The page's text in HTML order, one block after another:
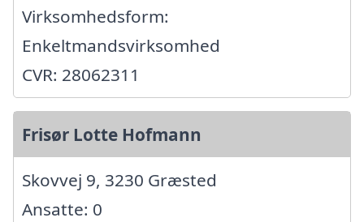
Virksomhedsform:
Enkeltmandsvirksomhed
CVR: 28062311
Frisør Lotte Hofmann
Skovvej 9, 3230 Græsted
Ansatte: 0